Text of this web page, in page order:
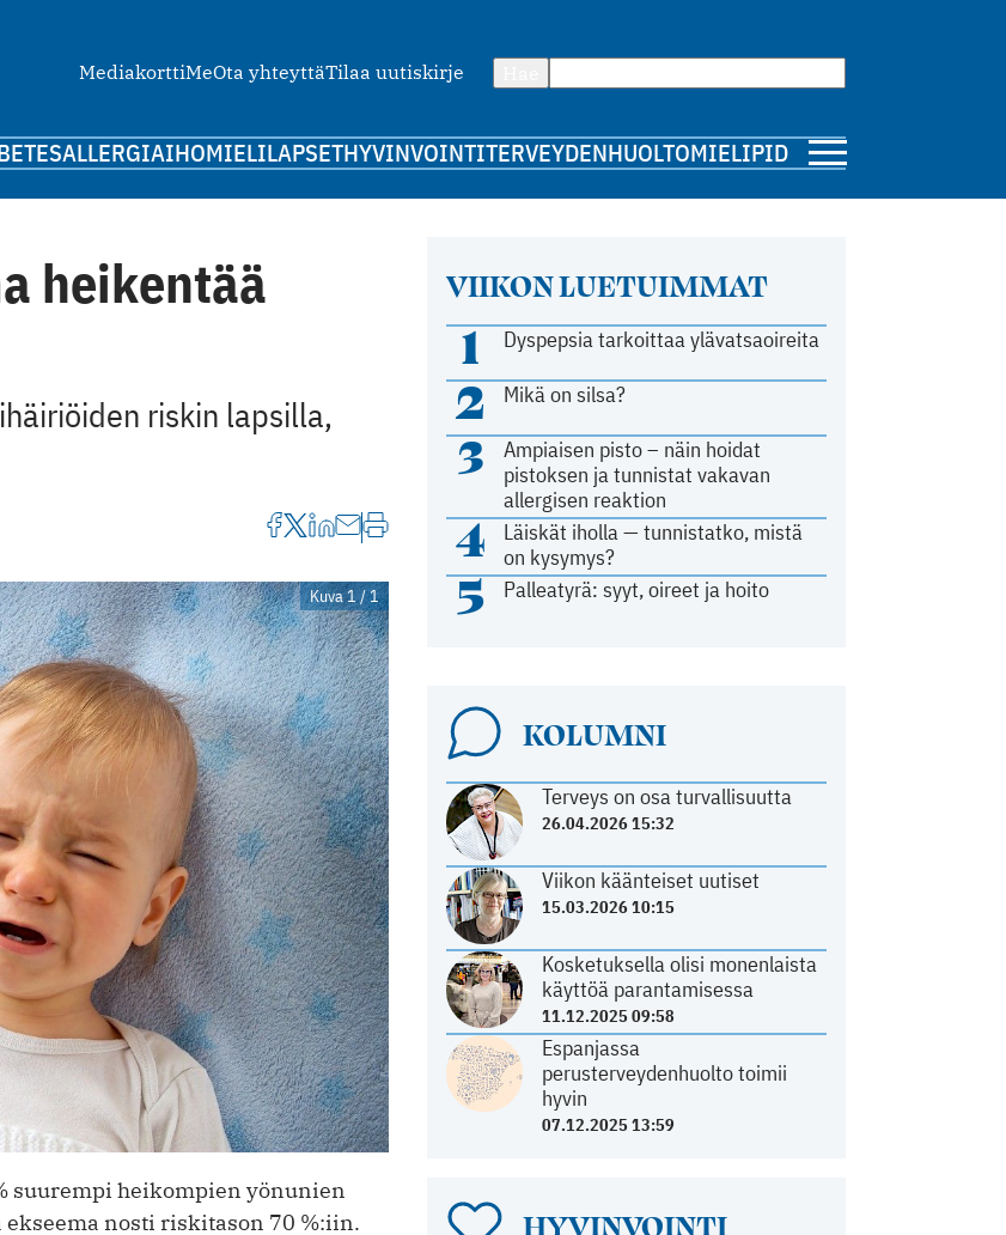
MediakorttiMeOta yhteyttäTilaa uutiskirje
ALLERGIAIHOMIELILAPSETHYVINVOINTITERVEYDENHUOLTOMIELIPIDE
VIIKON LUETUIMMAT
1 Dyspepsia tarkoittaa ylävatsaoireita
2 Mikä on silsa?
3
Ampiaisen pisto – näin hoidat
pistoksen ja tunnistat vakavan
allergisen reaktion
4
Läiskät iholla — tunnistatko, mistä
on kysymys?
5 Palleatyrä: syyt, oireet ja hoito
KOLUMNI
Terveys on osa turvallisuutta
26.04.2026 15:32
Viikon käänteiset uutiset
15.03.2026 10:15
Kosketuksella olisi monenlaista
käyttöä parantamisessa
11.12.2025 09:58
Espanjassa
perusterveydenhuolto toimii
hyvin
07.12.2025 13:59
HYVINVOINTI
heikentää
riskin lapsilla,
Kuva 1 / 1
suurempi heikompien yönunien
nosti riskitason 70 %:iin.